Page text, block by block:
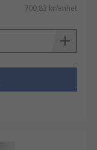
700,83 kr/enhet